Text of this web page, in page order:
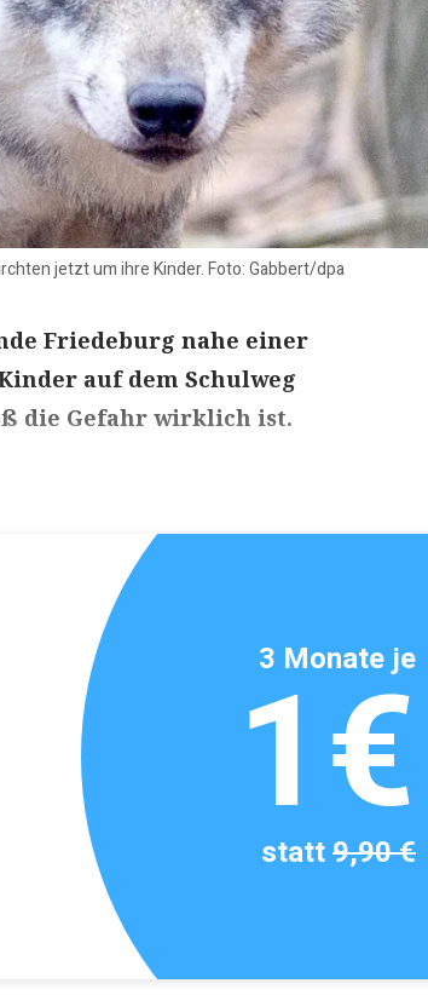
jetzt um ihre Kinder. Foto: Gabbert/dpa
Friedeburg nahe einer
auf dem Schulweg
die Gefahr wirklich ist.
3 Monate je
1€
statt9,90 €